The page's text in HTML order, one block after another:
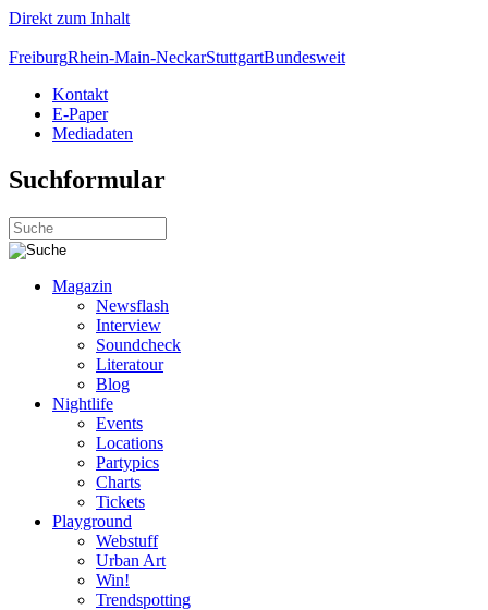
Direkt zum Inhalt
FreiburgRhein-Main-NeckarStuttgartBundesweit
Kontakt
E-Paper
Mediadaten
Suchformular
Magazin
Newsflash
Interview
Soundcheck
Literatour
Blog
Nightlife
Events
Locations
Partypics
Charts
Tickets
Playground
Webstuff
Urban Art
Win!
Trendspotting